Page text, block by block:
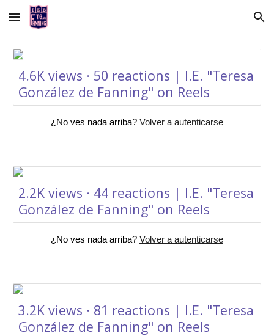
Skip to main content Skip to navigation
4.6K views · 50 reactions | I.E. "Teresa
González de Fanning" on Reels
¿No ves nada arriba? Volver a autenticarse
2.2K views · 44 reactions | I.E. "Teresa
González de Fanning" on Reels
¿No ves nada arriba? Volver a autenticarse
3.2K views · 81 reactions | I.E. "Teresa
González de Fanning" on Reels